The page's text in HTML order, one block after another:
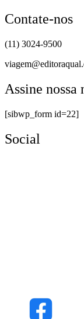
Contate-nos
(11) 3024-9500
Assine nossa
[sibwp_form id=22]
Social